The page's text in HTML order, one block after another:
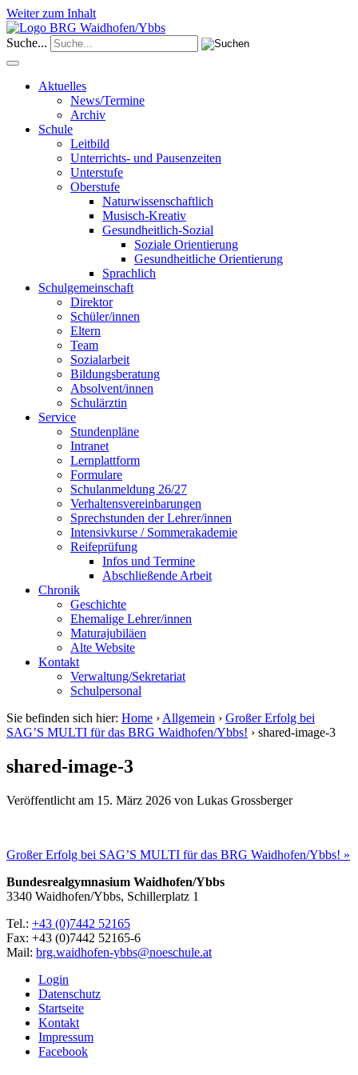
Weiter zum Inhalt
Suche...
Aktuelles
News/Termine
Archiv
Schule
Leitbild
Unterrichts- und Pausenzeiten
Unterstufe
Oberstufe
Naturwissenschaftlich
Musisch-Kreativ
Gesundheitlich-Sozial
Soziale Orientierung
Gesundheitliche Orientierung
Sprachlich
Schulgemeinschaft
Direktor
Schüler/innen
Eltern
Team
Sozialarbeit
Bildungsberatung
Absolvent/innen
Schulärztin
Service
Stundenpläne
Intranet
Lernplattform
Formulare
Schulanmeldung 26/27
Verhaltensvereinbarungen
Sprechstunden der Lehrer/innen
Intensivkurse / Sommerakademie
Reifeprüfung
Infos und Termine
Abschließende Arbeit
Chronik
Geschichte
Ehemalige Lehrer/innen
Maturajubiläen
Alte Website
Kontakt
Verwaltung/Sekretariat
Schulpersonal
Sie befinden sich hier: Home › Allgemein › Großer Erfolg bei
SAG’S MULTI für das BRG Waidhofen/Ybbs! › shared-image-3
shared-image-3
Veröffentlicht am 15. März 2026 von Lukas Grossberger
Großer Erfolg bei SAG’S MULTI für das BRG Waidhofen/Ybbs! »
Bundesrealgymnasium Waidhofen/Ybbs
3340 Waidhofen/Ybbs, Schillerplatz 1
Tel.: +43 (0)7442 52165
Fax: +43 (0)7442 52165-6
Mail: brg.waidhofen-ybbs@noeschule.at
Login
Datenschutz
Startseite
Kontakt
Impressum
Facebook